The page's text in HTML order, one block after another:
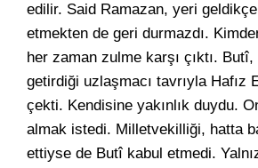
edilir. Said Ramazan, yeri
etmekten de geri durmazdı.
her zaman zulme karşı çıktı.
getirdiği uzlaşmacı tavrıyla Hafız
çekti. Kendisine yakınlık duydu.
almak istedi. Milletvekilliği, hatta
ettiyse de Butî kabul etmedi.